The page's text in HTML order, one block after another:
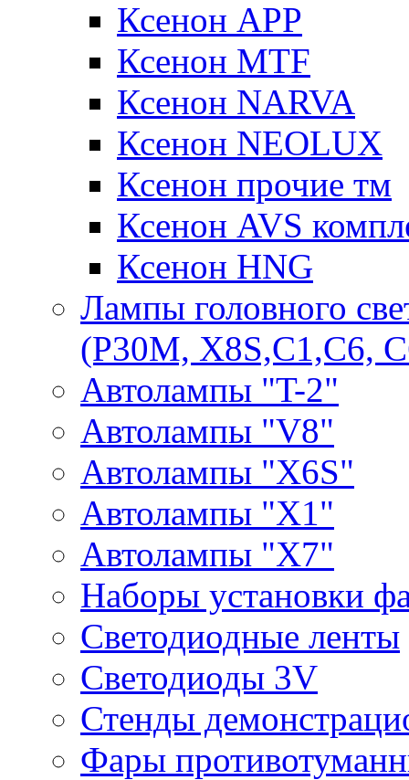
Ксенон APP
Ксенон MTF
Ксенон NARVA
Ксенон NEOLUX
Ксенон прочие тм
Ксенон AVS
Ксенон HNG
Лампы головного
(P30M, X8S,С1,С6,
Автолампы "T-2"
Автолампы "V8"
Автолампы "X6S"
Автолампы "Х1"
Автолампы "Х7"
Наборы установки
Светодиодные ленты
Светодиоды 3V
Стенды
Фары